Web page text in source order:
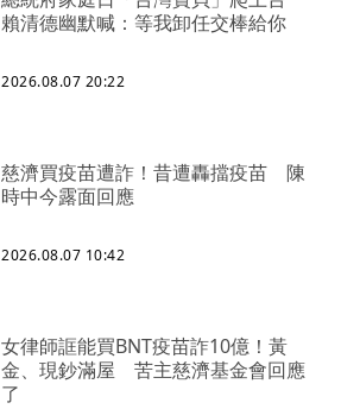
賴清德幽默喊：等我卸任交棒給你
2026.08.07 20:22
慈濟買疫苗遭詐！昔遭轟擋疫苗 陳
時中今露面回應
2026.08.07 10:42
女律師誆能買BNT疫苗詐10億！黃
金、現鈔滿屋 苦主慈濟基金會回應
了